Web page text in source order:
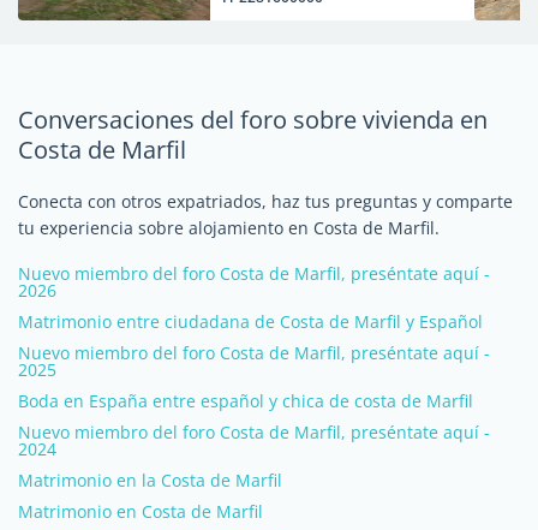
Conversaciones del foro sobre vivienda en
Costa de Marfil
Conecta con otros expatriados, haz tus preguntas y comparte
tu experiencia sobre alojamiento en Costa de Marfil.
Nuevo miembro del foro Costa de Marfil, preséntate aquí -
2026
Matrimonio entre ciudadana de Costa de Marfil y Español
Nuevo miembro del foro Costa de Marfil, preséntate aquí -
2025
Boda en España entre español y chica de costa de Marfil
Nuevo miembro del foro Costa de Marfil, preséntate aquí -
2024
Matrimonio en la Costa de Marfil
Matrimonio en Costa de Marfil